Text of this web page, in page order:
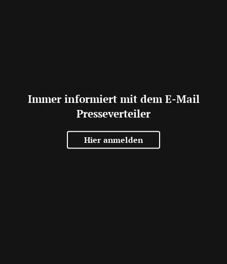
Immer informiert mit dem E-Mail
Presseverteiler
Hier anmelden